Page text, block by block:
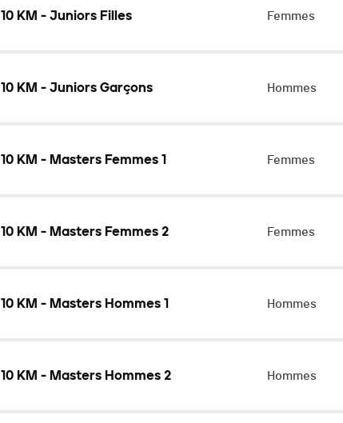
10 KM - Juniors Filles Femmes
10 KM - Juniors Garçons Hommes
10 KM - Masters Femmes 1 Femmes
10 KM - Masters Femmes 2 Femmes
10 KM - Masters Hommes 1 Hommes
10 KM - Masters Hommes 2 Hommes